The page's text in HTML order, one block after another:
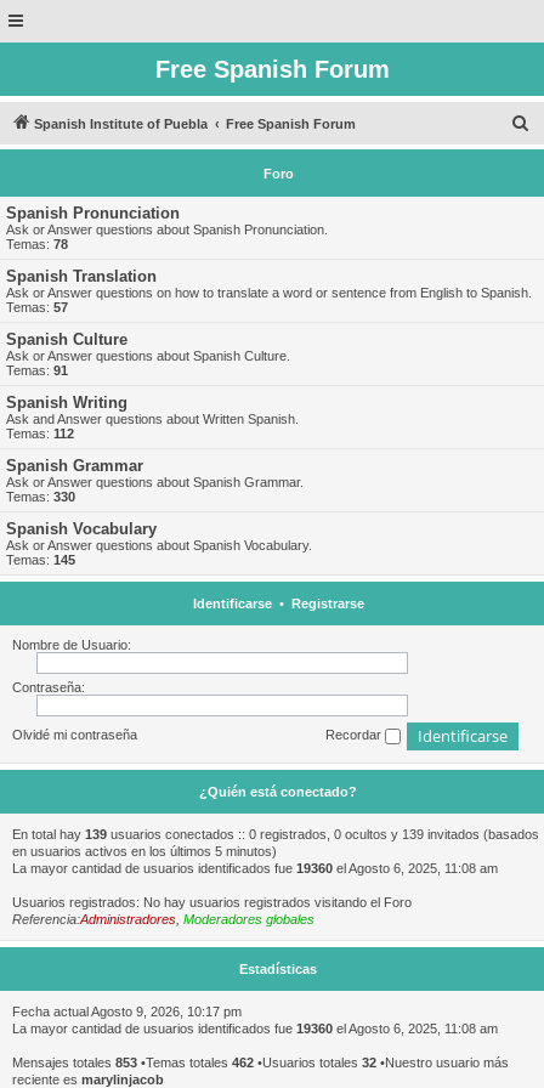
Free Spanish Forum
Spanish Institute of Puebla Free Spanish Forum
u
Foro
Spanish Pronunciation
Ask or Answer questions about Spanish Pronunciation.
Temas: 78
Spanish Translation
Ask or Answer questions on how to translate a word or sentence from English to Spanish.
Temas: 57
Spanish Culture
Ask or Answer questions about Spanish Culture.
Temas: 91
Spanish Writing
Ask and Answer questions about Written Spanish.
Temas: 112
Spanish Grammar
Ask or Answer questions about Spanish Grammar.
Temas: 330
Spanish Vocabulary
Ask or Answer questions about Spanish Vocabulary.
Temas: 145
Identificarse• Registrarse
Nombre de Usuario:
Contraseña:
Olvidé mi contraseña Recordar
¿Quién está conectado?
En total hay 139 usuarios conectados :: 0 registrados, 0 ocultos y 139 invitados (basados
en usuarios activos en los últimos 5 minutos)
La mayor cantidad de usuarios identificados fue 19360 el Agosto 6, 2025, 11:08 am
Usuarios registrados: No hay usuarios registrados visitando el Foro
Referencia:Administradores Moderadores globales
Estadísticas
Fecha actual Agosto 9, 2026, 10:17 pm
La mayor cantidad de usuarios identificados fue 19360 el Agosto 6, 2025, 11:08 am
Mensajes totales 853 •Temas totales 462 •Usuarios totales 32 •Nuestro usuario más
reciente es marylinjacob